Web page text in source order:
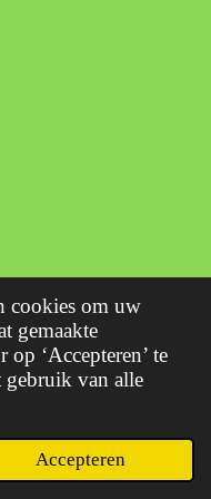
cookies om uw
gemaakte
‘Accepteren’ te
van alle
Accepteren
Kaart WhatsApp